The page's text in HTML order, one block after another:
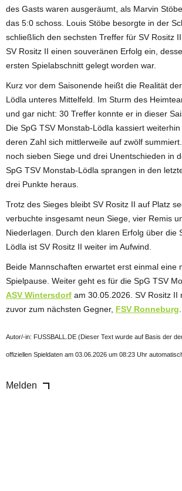
des Gasts waren ausgeräumt, als Marvin
das 5:0 schoss. Louis Stöbe besorgte in der
schließlich den sechsten Treffer für SV Rositz
SV Rositz II einen souveränen Erfolg ein,
ersten Spielabschnitt gelegt worden war.
Kurz vor dem Saisonende heißt die Realität
Lödla unteres Mittelfeld. Im Sturm des
und gar nicht: 30 Treffer konnte er in dieser
Die SpG TSV Monstab-Lödla kassiert
deren Zahl sich mittlerweile auf zwölf
noch sieben Siege und drei Unentschieden in
SpG TSV Monstab-Lödla sprangen in den
drei Punkte heraus.
Trotz des Sieges bleibt SV Rositz II auf Platz
verbuchte insgesamt neun Siege, vier Remis
Niederlagen. Durch den klaren Erfolg über die
Lödla ist SV Rositz II weiter im Aufwind.
Beide Mannschaften erwartet erst einmal eine
Spielpause. Weiter geht es für die SpG TSV
ASV Wintersdorf am 30.05.2026. SV Rositz II
zuvor zum nächsten Gegner, FSV Ronneburg
Autor/-in: FUSSBALL.DE (Dieser Text wurde auf Basis der
offiziellen Spieldaten am 03.06.2026 um 08:23 Uhr
Melden